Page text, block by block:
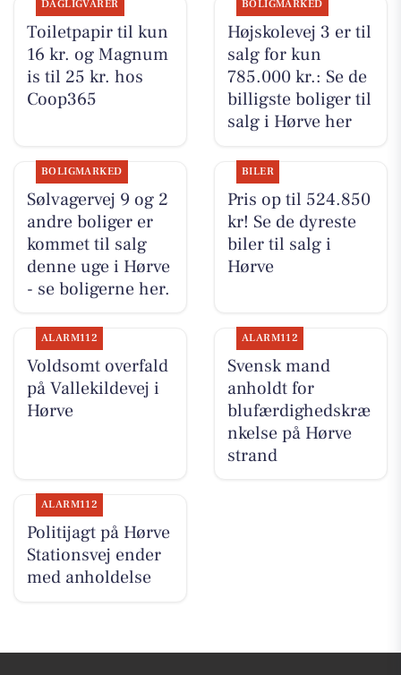
DAGLIGVARER
Toiletpapir til kun
16 kr. og Magnum
is til 25 kr. hos
Coop365
BOLIGMARKED
Højskolevej 3 er til
salg for kun
785.000 kr.: Se de
billigste boliger til
salg i Hørve her
BOLIGMARKED
Sølvagervej 9 og 2
andre boliger er
kommet til salg
denne uge i Hørve
- se boligerne her.
BILER
Pris op til 524.850
kr! Se de dyreste
biler til salg i
Hørve
ALARM112
Voldsomt overfald
på Vallekildevej i
Hørve
ALARM112
Svensk mand
anholdt for
blufærdighedskræ
nkelse på Hørve
strand
ALARM112
Politijagt på Hørve
Stationsvej ender
med anholdelse